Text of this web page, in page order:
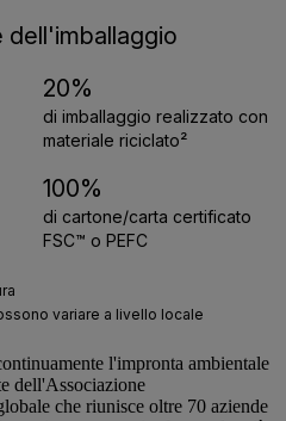
l'impronta ambientale
dell'Associazione
che riunisce oltre 70 aziende